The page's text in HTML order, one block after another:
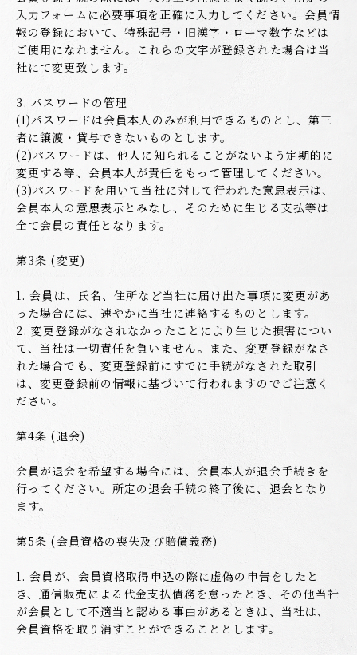
入力フォームに必要事項を正確に入力してください。会員情
報の登録において、特殊記号・旧漢字・ローマ数字などは
ご使用になれません。これらの文字が登録された場合は当
社にて変更致します。
3. パスワードの管理
(1)パスワードは会員本人のみが利用できるものとし、第三
者に譲渡・貸与できないものとします。
(2)パスワードは、他人に知られることがないよう定期的に
変更する等、会員本人が責任をもって管理してください。
(3)パスワードを用いて当社に対して行われた意思表示は、
会員本人の意思表示とみなし、そのために生じる支払等は
全て会員の責任となります。
第3条 (変更)
1. 会員は、氏名、住所など当社に届け出た事項に変更があ
った場合には、速やかに当社に連絡するものとします。
2. 変更登録がなされなかったことにより生じた損害につい
て、当社は一切責任を負いません。また、変更登録がなさ
れた場合でも、変更登録前にすでに手続がなされた取引
は、変更登録前の情報に基づいて行われますのでご注意く
ださい。
第4条 (退会)
会員が退会を希望する場合には、会員本人が退会手続きを
行ってください。所定の退会手続の終了後に、退会となり
ます。
第5条 (会員資格の喪失及び賠償義務)
1. 会員が、会員資格取得申込の際に虚偽の申告をしたと
き、通信販売による代金支払債務を怠ったとき、その他当社
が会員として不適当と認める事由があるときは、当社は、
会員資格を取り消すことができることとします。